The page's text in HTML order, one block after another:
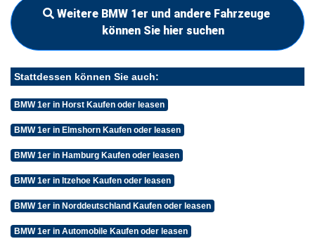
Weitere BMW 1er und andere Fahrzeuge
können Sie hier suchen
Stattdessen können Sie auch:
BMW 1er in Horst Kaufen oder leasen
BMW 1er in Elmshorn Kaufen oder leasen
BMW 1er in Hamburg Kaufen oder leasen
BMW 1er in Itzehoe Kaufen oder leasen
BMW 1er in Norddeutschland Kaufen oder leasen
BMW 1er in Automobile Kaufen oder leasen